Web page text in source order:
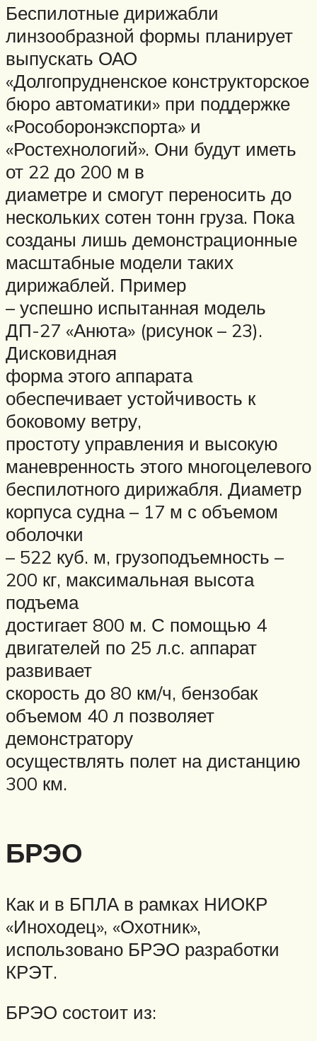
Беспилотные дирижабли
линзообразной формы планирует
выпускать ОАО
«Долгопрудненское конструкторское
бюро автоматики» при поддержке
«Рособоронэкспорта» и
«Ростехнологий». Они будут иметь
от 22 до 200 м в
диаметре и смогут переносить до
нескольких сотен тонн груза. Пока
созданы лишь демонстрационные
масштабные модели таких
дирижаблей. Пример
– успешно испытанная модель
ДП-27 «Анюта» (рисунок – 23).
Дисковидная
форма этого аппарата
обеспечивает устойчивость к
боковому ветру,
простоту управления и высокую
маневренность этого многоцелевого
беспилотного дирижабля. Диаметр
корпуса судна – 17 м с объемом
оболочки
– 522 куб. м, грузоподъемность –
200 кг, максимальная высота
подъема
достигает 800 м. С помощью 4
двигателей по 25 л.с. аппарат
развивает
скорость до 80 км/ч, бензобак
объемом 40 л позволяет
демонстратору
осуществлять полет на дистанцию
300 км.
БРЭО
Как и в БПЛА в рамках НИОКР
«Иноходец», «Охотник»,
использовано БРЭО разработки
КРЭТ.
БРЭО состоит из: